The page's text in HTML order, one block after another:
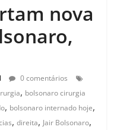
nova
0 comentários
, bolsonaro cirurgia
, bolsonaro internado hoje,
,direita, Jair Bolsonaro,